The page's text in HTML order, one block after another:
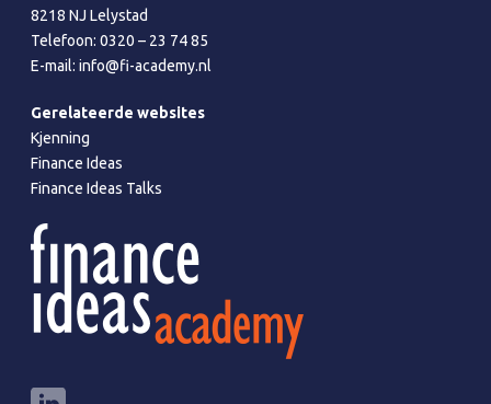
8218 NJ Lelystad
Telefoon:0320 – 23 74 85
E-mail:info@fi-academy.nl
Gerelateerde websites
Kjenning
Finance Ideas
Finance Ideas Talks